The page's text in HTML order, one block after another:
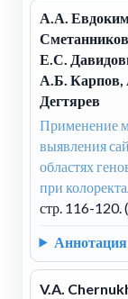
А.А.
Е.С.
А.Б. Карпов,
Дегтярев
Применение
выявления
областях
при
стр. 116-120.
Аннотация
V.A.